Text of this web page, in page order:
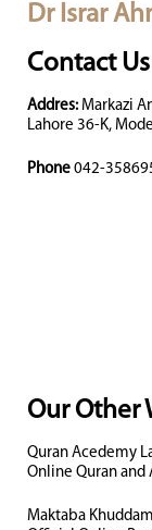
Dr Israr
Contact Us
Addres: Markazi
Lahore 36-K,
Phone 042-
Our Other
Quran Acedemy
Online Quran and
Maktaba